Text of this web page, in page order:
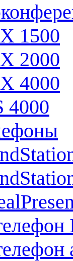
1500
2000
4000
4000